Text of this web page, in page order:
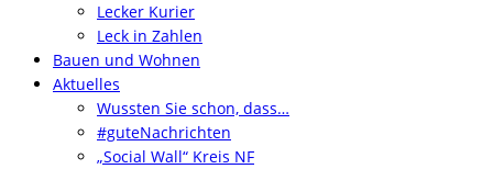
Lecker Kurier
Leck in Zahlen
Bauen und Wohnen
Aktuelles
Wussten Sie schon, dass…
#guteNachrichten
„Social Wall“ Kreis NF